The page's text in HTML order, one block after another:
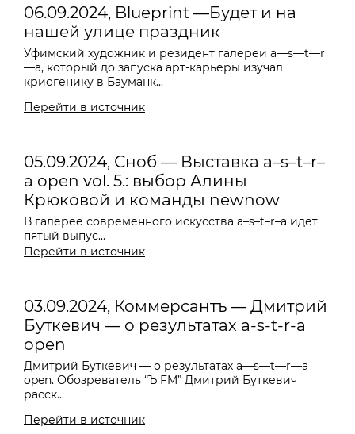
06.09.2024, Blueprint —Будет и на
нашей улице праздник
Уфимский художник и резидент галереи a—s—t—r
—a, который до запуска арт-карьеры изучал
криогенику в Бауманк...
Перейти в источник
05.09.2024, Сноб — Выставка a–s–t–r–
a open vol. 5.: выбор Алины
Крюковой и команды newnow
В галерее современного искусства a–s–t–r–a идет
пятый выпус...
Перейти в источник
03.09.2024, Коммерсантъ — Дмитрий
Буткевич — о результатах a-s-t-r-a
open
Дмитрий Буткевич — о результатах a—s—t—r—a
open. Обозреватель “Ъ FM” Дмитрий Буткевич
расск...
Перейти в источник